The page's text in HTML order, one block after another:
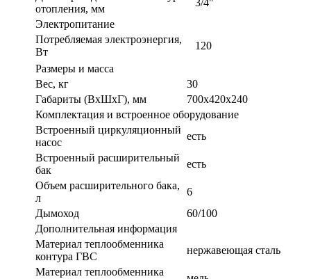
отопления, мм
Электропитание
Потребляемая электроэнергия,
Вт
120
Размеры и масса
Вес, кг
30
Габариты (ВxШxГ), мм
700х420х240
Комплектация и встроенное оборудование
Встроенный циркуляционный
насос
есть
Встроенный расширительный
бак
есть
Объем расширительного бака,
л
6
Дымоход
60/100
Дополнительная информация
Материал теплообменника
контура ГВС
нержавеющая сталь
Материал теплообменника